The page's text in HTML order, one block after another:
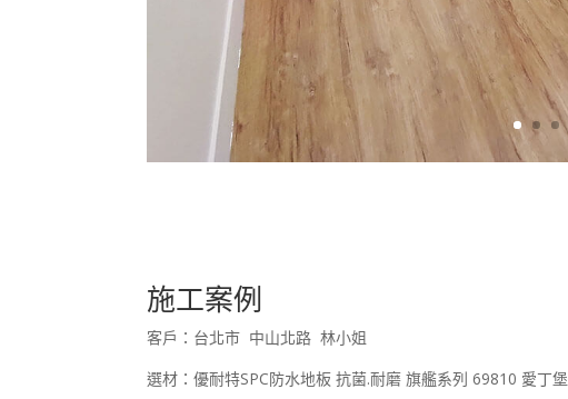
施工案例
客戶：台北市 中山北路 林小姐
選材：優耐特SPC防水地板 抗菌.耐磨 旗艦系列 69810 愛丁堡